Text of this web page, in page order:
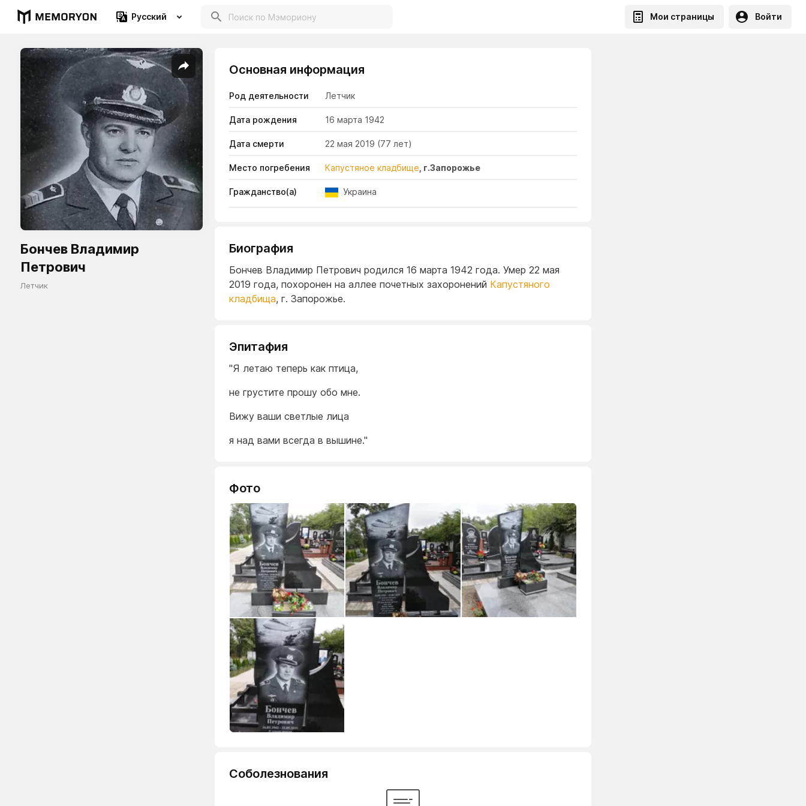
Русский Мои страницы Войти
Бончев Владимир
Петрович
Летчик
Основная информация
Род деятельности Летчик
Дата рождения 16 марта 1942
Дата смерти 22 мая 2019 (77 лет)
Место погребения Капустяное кладбище , г.Запорожье
Гражданство(а) Украина
Биография
Бончев Владимир Петрович родился 16 марта 1942 года. Умер 22 мая
2019 года, похоронен на аллее почетных захоронений Капустяного
кладбища, г. Запорожье.
Эпитафия
"Я летаю теперь как птица,
не грустите прошу обо мне.
Вижу ваши светлые лица
я над вами всегда в вышине."
Фото
Соболезнования